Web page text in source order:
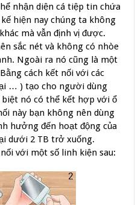
nhận diện cá tiệp tin chứa
hiện nay chúng ta không
mà vẫn định vị được.
sắc nét và không có nhòe
Ngoài ra nó cũng là một
cách kết nối với các
… ) tạo cho người dùng
nó có thể kết hợp với ổ
này bạn không nên dùng
hưởng đến hoạt động của
dưới 2 TB trở xuống.
với một số linh kiện sau: